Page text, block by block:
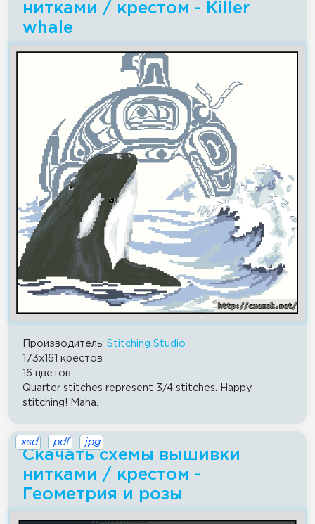
нитками / крестом - Killer
whale
Производитель: Stitching Studio
173x161 крестов
16 цветов
Quarter stitches represent 3/4 stitches. Happy
stitching! Maha.
Скачать схемы вышивки
нитками / крестом -
Геометрия и розы
.xsd .pdf .jpg